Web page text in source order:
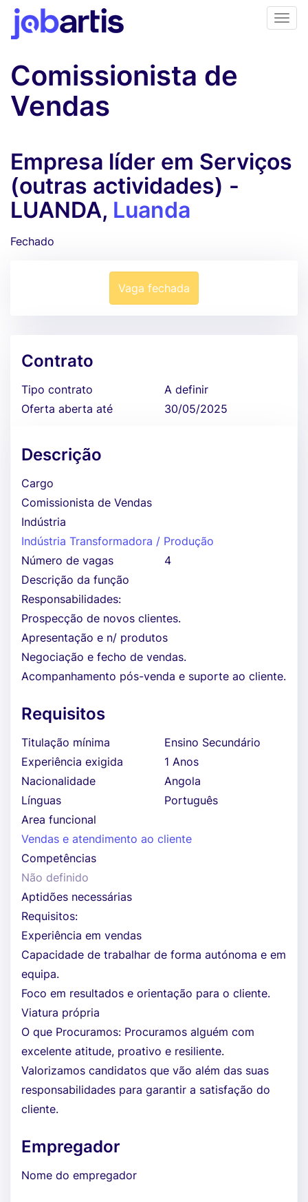
Comissionista de
Vendas
Empresa líder em Serviços
(outras actividades) -
LUANDA, Luanda
Fechado
Vaga fechada
Contrato
Tipo contrato
A definir
Oferta aberta até
30/05/2025
Descrição
Cargo
Comissionista de Vendas
Indústria
Indústria Transformadora / Produção
Número de vagas
4
Descrição da função
Responsabilidades:
Prospecção de novos clientes.
Apresentação e n/ produtos
Negociação e fecho de vendas.
Acompanhamento pós-venda e suporte ao cliente.
Requisitos
Titulação mínima
Ensino Secundário
Experiência exigida
1 Anos
Nacionalidade
Angola
Línguas
Português
Area funcional
Vendas e atendimento ao cliente
Competências
Não definido
Aptidões necessárias
Requisitos:
Experiência em vendas
Capacidade de trabalhar de forma autónoma e em
equipa.
Foco em resultados e orientação para o cliente.
Viatura própria
O que Procuramos: Procuramos alguém com
excelente atitude, proativo e resiliente.
Valorizamos candidatos que vão além das suas
responsabilidades para garantir a satisfação do
cliente.
Empregador
Nome do empregador